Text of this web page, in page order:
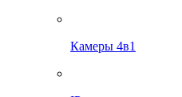
Камеры 4в1